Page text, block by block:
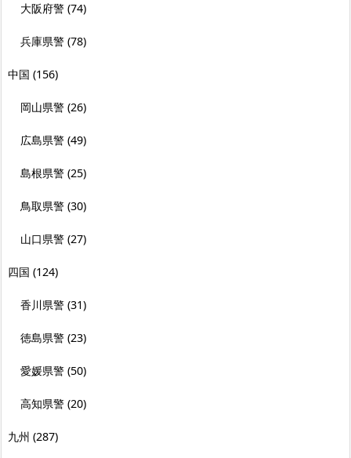
大阪府警 (74)
兵庫県警 (78)
中国 (156)
岡山県警 (26)
広島県警 (49)
島根県警 (25)
鳥取県警 (30)
山口県警 (27)
四国 (124)
香川県警 (31)
徳島県警 (23)
愛媛県警 (50)
高知県警 (20)
九州 (287)